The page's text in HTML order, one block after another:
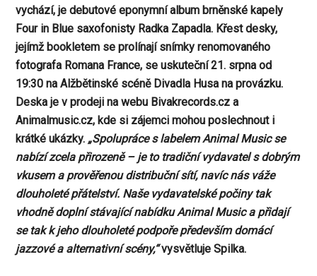
vychází, je debutové eponymní album brněnské kapely
Four in Blue saxofonisty Radka Zapadla. Křest desky,
jejímž bookletem se prolínají snímky renomovaného
fotografa Romana France, se uskuteční 21. srpna od
19:30 na Alžbětinské scéně Divadla Husa na provázku.
Deska je v prodeji na webu Bivakrecords.cz a
Animalmusic.cz, kde si zájemci mohou poslechnout i
krátké ukázky. „Spolupráce s labelem Animal Music se
nabízí zcela přirozeně – je to tradiční vydavatel s dobrým
vkusem a prověřenou distribuční sítí, navíc nás váže
dlouholeté přátelství. Naše vydavatelské počiny tak
vhodně doplní stávající nabídku Animal Music a přidají
se tak k jeho dlouholeté podpoře především domácí
jazzové a alternativní scény,“vysvětluje Spilka.